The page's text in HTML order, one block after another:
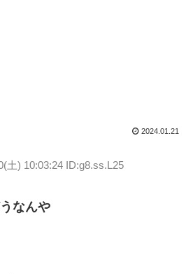
2024.01.21
土) 10:03:24 ID:g8.ss.L25
なんや